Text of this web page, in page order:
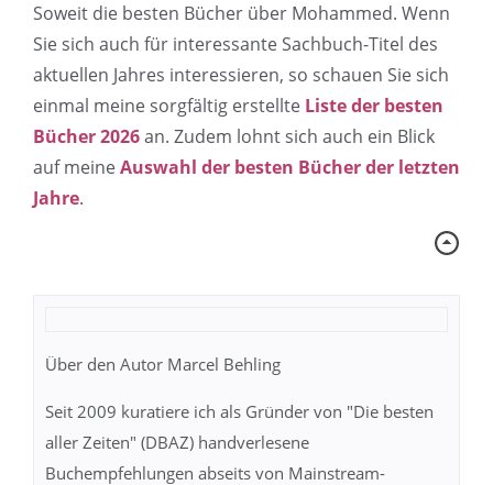
Soweit die besten Bücher über Mohammed. Wenn
Sie sich auch für interessante Sachbuch-Titel des
aktuellen Jahres interessieren, so schauen Sie sich
einmal meine sorgfältig erstellte Liste der besten
Bücher 2026an. Zudem lohnt sich auch ein Blick
auf meineAuswahl der besten Bücher der letzten
Jahre.
Über den Autor Marcel Behling
Seit 2009 kuratiere ich als Gründer von "Die besten
aller Zeiten" (DBAZ) handverlesene
Buchempfehlungen abseits von Mainstream-